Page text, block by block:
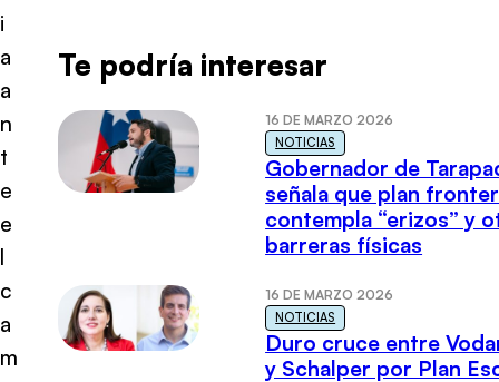
i
a
a
n
t
e
e
l
c
a
m
Te podría interesar
16 DE MARZO 2026
NOTICIAS
Gobernador de
señala que plan
contempla “erizos” y
barreras físicas
16 DE MARZO 2026
NOTICIAS
Duro cruce entre
y Schalper por Plan